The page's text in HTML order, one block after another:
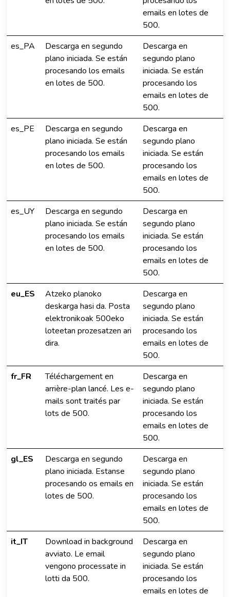
emails en lotes de
500.
es_PA
Descarga en segundo
plano iniciada. Se están
procesando los emails
en lotes de 500.
Descarga en
segundo plano
iniciada. Se están
procesando los
emails en lotes de
500.
es_PE
Descarga en segundo
plano iniciada. Se están
procesando los emails
en lotes de 500.
Descarga en
segundo plano
iniciada. Se están
procesando los
emails en lotes de
500.
es_UY
Descarga en segundo
plano iniciada. Se están
procesando los emails
en lotes de 500.
Descarga en
segundo plano
iniciada. Se están
procesando los
emails en lotes de
500.
eu_ES
Atzeko planoko
deskarga hasi da. Posta
elektronikoak 500eko
loteetan prozesatzen ari
dira.
Descarga en
segundo plano
iniciada. Se están
procesando los
emails en lotes de
500.
fr_FR
Téléchargement en
arrière-plan lancé. Les e-
mails sont traités par
lots de 500.
Descarga en
segundo plano
iniciada. Se están
procesando los
emails en lotes de
500.
gl_ES
Descarga en segundo
plano iniciada. Estanse
procesando os emails en
lotes de 500.
Descarga en
segundo plano
iniciada. Se están
procesando los
emails en lotes de
500.
it_IT
Download in background
avviato. Le email
vengono processate in
lotti da 500.
Descarga en
segundo plano
iniciada. Se están
procesando los
emails en lotes de